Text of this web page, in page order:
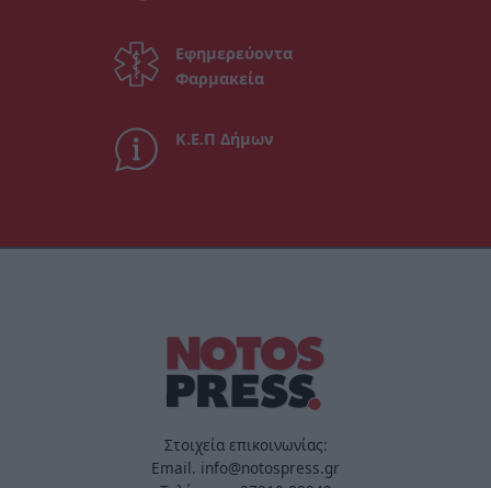
Εφημερεύοντα
Φαρμακεία
Κ.Ε.Π Δήμων
Στοιχεία επικοινωνίας:
Email. info@notospress.gr